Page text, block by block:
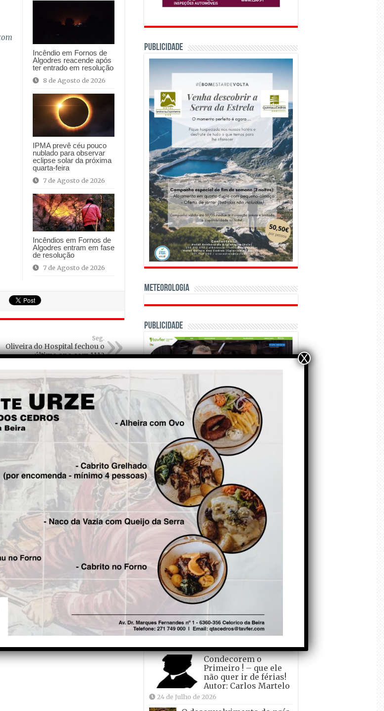
Incêndio em Fornos de
Algodres reacende após
ter entrado em resolução
8 de Agosto de 2026
IPMA prevê céu pouco
nublado para observar
eclipse solar da próxima
quarta-feira
7 de Agosto de 2026
Incêndios em Fornos de
Algodres entram em fase
de resolução
7 de Agosto de 2026
Seg.
Oliveira do Hospital fechou o
último ano com 1113
PUBLICIDADE
Meteorologia
Publicidade
OPINIÃO E CRÓNICAS
Matraquilhos… Autor:
Fernando Roldão
6 de Agosto de 2026
A marca Sporting em
todo o mundo está a
crescer atrás de
Ronaldo. Autor: Paulo
Freitas do Amaral
5 de Agosto de 2026
Falso crescimento…
Autor: Nuno Pereira
1 de Agosto de 2026
Tadei Pogacar vence o
“Tour” – A “Volta a
França em Bicicleta”
pela quinta vez! Autor:
João Dinis
Condecorem o
Primeiro ! – que ele
não quer ir de férias!
Autor: Carlos Martelo
24 de Julho de 2026
X